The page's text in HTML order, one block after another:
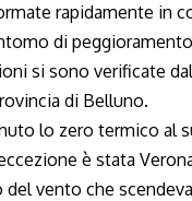
rapidamente in
di
si sono verificate
di Belluno.
lo zero termico al
è stata
vento che